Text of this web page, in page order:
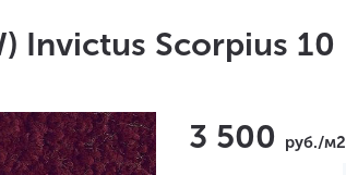
Invictus Scorpius 10
3 500 руб./м2